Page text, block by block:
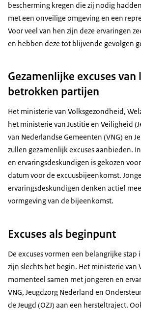
bescherming kregen die zij nodig
met een onveilige omgeving en een
Voor veel van hen zijn deze ervaringen
en hebben deze tot blijvende gevolgen
Gezamenlijke excuses
betrokken partijen
Het ministerie van Volksgezondheid,
het ministerie van Justitie en Veiligheid
van Nederlandse Gemeenten (VNG) en
zullen gezamenlijk excuses aanbieden.
en ervaringsdeskundigen is gekozen
datum voor de excuusbijeenkomst.
ervaringsdeskundigen denken actief
vormgeving van de bijeenkomst.
Excuses als beginpunt
De excuses vormen een belangrijke
zijn slechts het begin. Het ministerie van
momenteel samen met jongeren en
VNG, Jeugdzorg Nederland en
de Jeugd (OZJ) aan een hersteltraject.